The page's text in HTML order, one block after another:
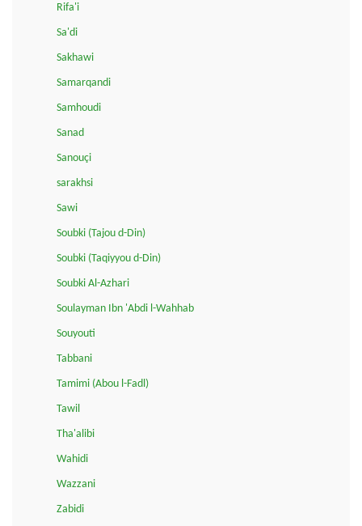
Rifa'i
Sa'di
Sakhawi
Samarqandi
Samhoudi
Sanad
Sanouçi
sarakhsi
Sawi
Soubki (Tajou d-Din)
Soubki (Taqiyyou d-Din)
Soubki Al-Azhari
Soulayman Ibn 'Abdi l-Wahhab
Souyouti
Tabbani
Tamimi (Abou l-Fadl)
Tawil
Tha'alibi
Wahidi
Wazzani
Zabidi